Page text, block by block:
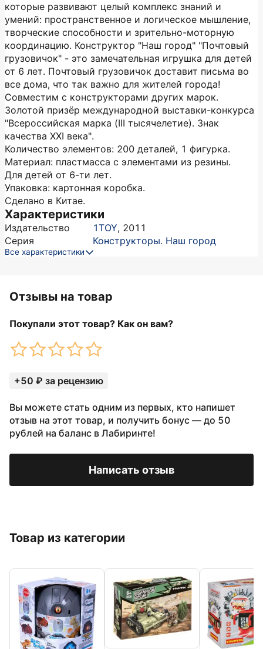
которые развивают целый комплекс знаний и
умений: пространственное и логическое мышление,
творческие способности и зрительно-моторную
координацию. Конструктор "Наш город" "Почтовый
грузовичок" - это замечательная игрушка для детей
от 6 лет. Почтовый грузовичок доставит письма во
все дома, что так важно для жителей города!
Совместим с конструкторами других марок.
Золотой призёр международной выставки-конкурса
"Всероссийская марка (III тысячелетие). Знак
качества XXI века".
Количество элементов: 200 деталей, 1 фигурка.
Материал: пластмасса с элементами из резины.
Для детей от 6-ти лет.
Упаковка: картонная коробка.
Сделано в Китае.
Характеристики
Издательство 1TOY, 2011
Серия
Конструкторы. Наш город
Все характеристики
Отзывы на товар
Покупали этот товар? Как он вам?
+50 ₽ за рецензию
Вы можете стать одним из первых, кто напишет
отзыв на этот товар, и получить бонус — до 50
рублей на баланс в Лабиринте!
Написать отзыв
Товар из категории